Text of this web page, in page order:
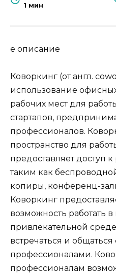
1 мин
е описание
Коворкинг (от англ.
использование
рабочих мест для
стартапов,
профессионалов.
пространство для
предоставляет доступ
таким как
копиры, конференц-
Коворкинг
возможность работать
привлекательной
встречаться и
профессионалами.
профессионалам